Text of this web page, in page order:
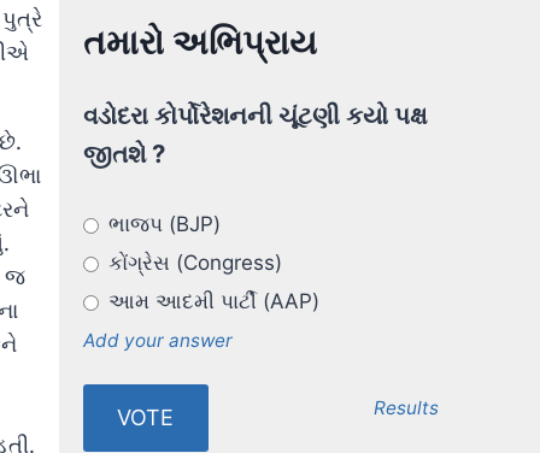
પુત્રે
જ
તમારો અભિપ્રાય
વડોદરા કોર્પોરેશનની ચૂંટણી કયો પક્ષ
જીતશે ?
ભાજપ (BJP)
કોંગ્રેસ (Congress)
આમ આદમી પાર્ટી (AAP)
Add your answer
Results